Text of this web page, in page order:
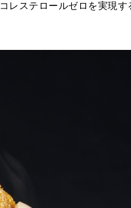
レステロールゼロを実現す